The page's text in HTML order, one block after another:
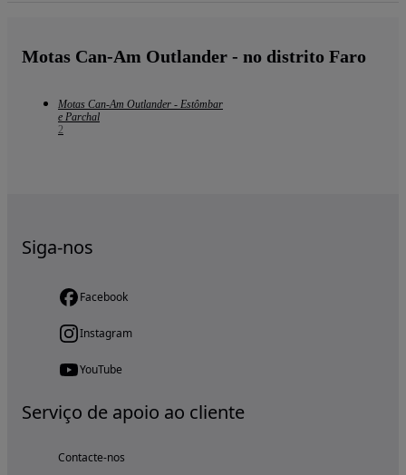
Motas Can-Am Outlander - no distrito Faro
Motas Can-Am Outlander - Estômbar
e Parchal
2
Siga-nos
Facebook
Instagram
YouTube
Serviço de apoio ao cliente
Contacte-nos